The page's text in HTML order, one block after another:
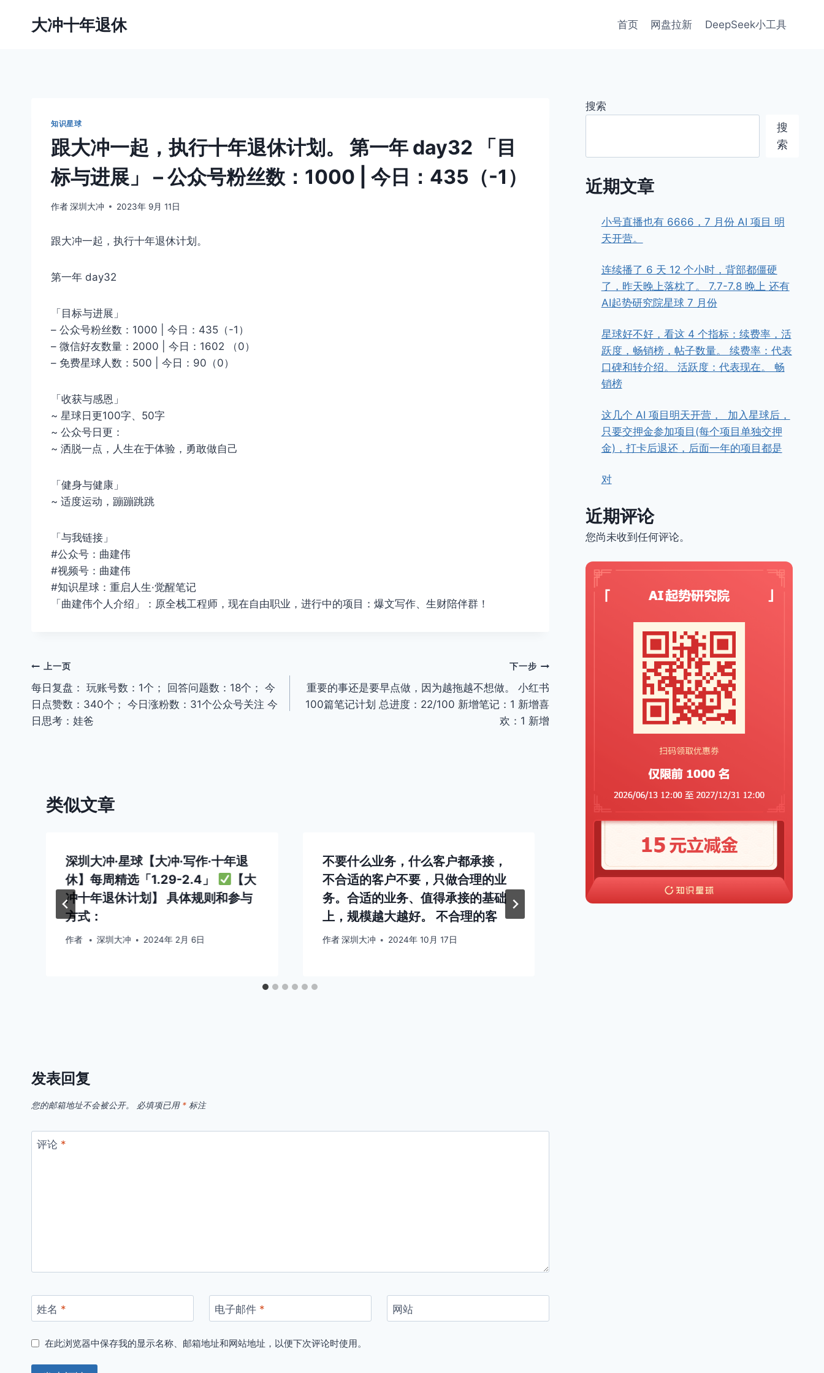
大冲十年退休 首页 网盘拉新 DeepSeek小工具
知识星球
跟大冲一起，执行十年退休计划。 第一年 day32 「目
标与进展」 – 公众号粉丝数：1000 | 今日：435（-1）
作者深圳大冲 2023年 9月 11日
跟大冲一起，执行十年退休计划。
第一年 day32
「目标与进展」
– 公众号粉丝数：1000 | 今日：435（-1）
– 微信好友数量：2000 | 今日：1602 （0）
– 免费星球人数：500 | 今日：90（0）
「收获与感恩」
~ 星球日更100字、50字
~ 公众号日更：
~ 洒脱一点，人生在于体验，勇敢做自己
「健身与健康」
~ 适度运动，蹦蹦跳跳
「与我链接」
#公众号：曲建伟
#视频号：曲建伟
#知识星球：重启人生·觉醒笔记
「曲建伟个人介绍」：原全栈工程师，现在自由职业，进行中的项目：爆文写作、生财陪伴群！
文
章
导
上一页
每日复盘： 玩账号数：1个； 回答问题数：18个； 今
日点赞数：340个； 今日涨粉数：31个公众号关注 今
日思考：娃爸
下一步
重要的事还是要早点做，因为越拖越不想做。 小红书
100篇笔记计划 总进度：22/100 新增笔记：1 新增喜
欢：1 新增
类似文章
深圳大冲·星球【大冲·写作·十年退
休】每周精选「1.29-2.4」
【大
冲十年退休计划】 具体规则和参与
方式：
作者 深圳大冲 2024年 2月 6日
不要什么业务，什么客户都承接，
不合适的客户不要，只做合理的业
务。合适的业务、值得承接的基础
上，规模越大越好。 不合理的客
作者 深圳大冲 2024年 10月 17日
1.31晚上，我分享了2023副业复盘
(回复1送你PDF)，很多人去找老徐
要免费帮忙做事：
发表回复
您的邮箱地址不会被公开。 必填项已用 * 标注
评论 *
姓名 * 电子邮件 * 网站
在此浏览器中保存我的显示名称、邮箱地址和网站地址，以便下次评论时使用。
搜索
搜
索
近期文章
小号直播也有 6666，7 月份 AI 项目 明
天开营。
连续播了 6 天 12 个小时，背部都僵硬
了，昨天晚上落枕了。 7.7-7.8 晚上 还有
AI起势研究院星球 7 月份
星球好不好，看这 4 个指标：续费率，活
跃度，畅销榜，帖子数量。 续费率：代表
口碑和转介绍。 活跃度：代表现在。 畅
销榜
这几个 AI 项目明天开营， ​ ​加入星球后，
只要交押金参加项目(每个项目单独交押
金)，打卡后退还，后面一年的项目都是
对
近期评论
您尚未收到任何评论。